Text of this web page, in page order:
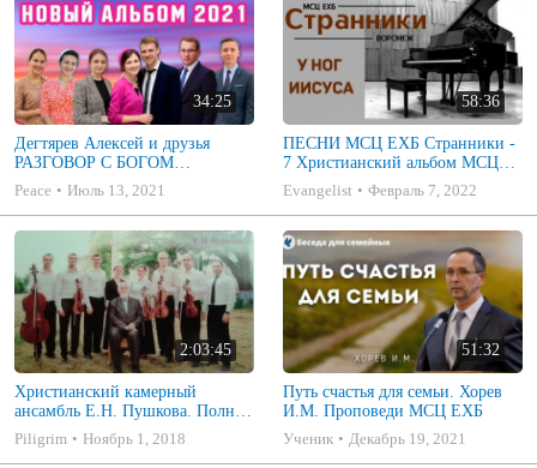
34:25
Дегтярев Алексей и друзья
РАЗГОВОР С БОГОМ
Христианские песни МСЦ ЕХБ
2021 (7я)
Peace Июль 13, 2021
58:36
ПЕСНИ МСЦ ЕХБ Странники -
7 Христианский альбом МСЦ
ЕХБ
Evangelist Февраль 7, 2022
2:03:45
Христианский камерный
ансамбль Е.Н. Пушкова. Полное
собрание
Piligrim Ноябрь 1, 2018
51:32
Путь счастья для семьи. Хорев
И.М. Проповеди МСЦ ЕХБ
Ученик
Декабрь 19, 2021